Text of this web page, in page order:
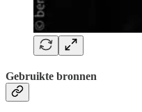
Gebruikte bronnen